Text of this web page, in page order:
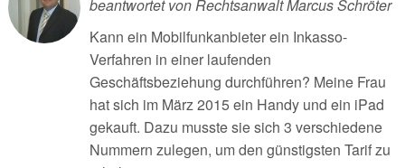
beantwortet von Rechtsanwalt Marcus Schröter
Kann ein Mobilfunkanbieter ein Inkasso-
Verfahren in einer laufenden
Geschäftsbeziehung durchführen? Meine Frau
hat sich im März 2015 ein Handy und ein iPad
gekauft. Dazu musste sie sich 3 verschiedene
Nummern zulegen, um den günstigsten Tarif zu